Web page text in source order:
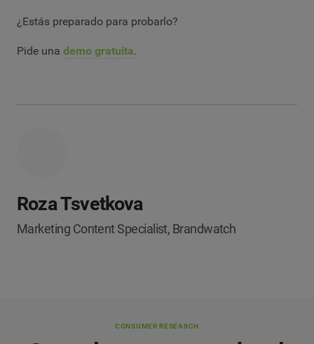
¿Estás preparado para probarlo?
Pide una demo gratuita.
Roza Tsvetkova
Marketing Content Specialist, Brandwatch
CONSUMER RESEARCH